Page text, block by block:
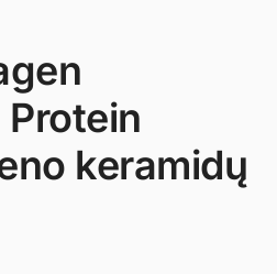
keramidų